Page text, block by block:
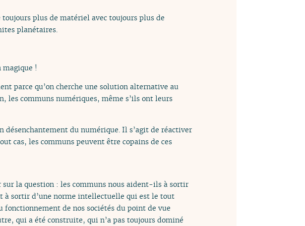
plus de matériel avec toujours plus de
planétaires.
magique !
parce qu’on cherche une solution alternative au
les communs numériques, même s’ils ont leurs
désenchantement du numérique. Il s’agit de réactiver
cas, les communs peuvent être copains de ces
la question : les communs nous aident-ils à sortir
à sortir d’une norme intellectuelle qui est le tout
de nos sociétés du point de vue
qui a été construite, qui n’a pas toujours dominé